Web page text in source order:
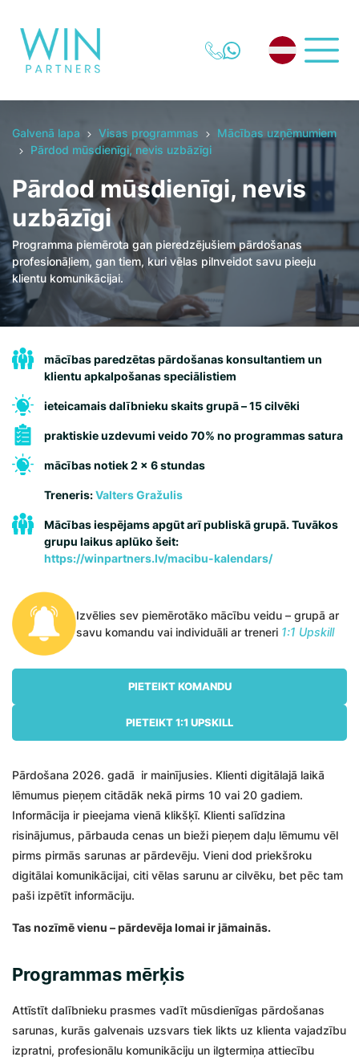
Galvenā lapa Visas programmas
Mācības uzņēmumiem
Pārdod mūsdienīgi, nevis uzbāzīgi
Pārdod mūsdienīgi, nevis
uzbāzīgi
Programma piemērota gan pieredzējušiem pārdošanas
profesionāļiem, gan tiem, kuri vēlas pilnveidot savu pieeju
klientu komunikācijai.
mācības paredzētas pārdošanas konsultantiem un
klientu apkalpošanas speciālistiem
ieteicamais dalībnieku skaits grupā – 15 cilvēki
praktiskie uzdevumi veido 70% no programmas satura
mācības notiek 2 x 6 stundas
Treneris:Valters Gražulis
Mācības iespējams apgūt arī publiskā grupā. Tuvākos
grupu laikus aplūko šeit:
https://winpartners.lv/macibu-kalendars/
Izvēlies sev piemērotāko mācību veidu – grupā ar
savu komandu vai individuāli ar treneri 1:1 Upskill
PIETEIKT KOMANDU
PIETEIKT 1:1 UPSKILL
Pārdošana 2026. gadā ir mainījusies. Klienti digitālajā laikā
lēmumus pieņem citādāk nekā pirms 10 vai 20 gadiem.
Informācija ir pieejama vienā klikšķī. Klienti salīdzina
risinājumus, pārbauda cenas un bieži pieņem daļu lēmumu vēl
pirms pirmās sarunas ar pārdevēju. Vieni dod priekšroku
digitālai komunikācijai, citi vēlas sarunu ar cilvēku, bet pēc tam
paši izpētīt informāciju.
Tas nozīmē vienu – pārdevēja lomai ir jāmainās.
Programmas mērķis
Attīstīt dalībnieku prasmes vadīt mūsdienīgas pārdošanas
sarunas, kurās galvenais uzsvars tiek likts uz klienta vajadzību
izpratni, profesionālu komunikāciju un ilgtermiņa attiecību